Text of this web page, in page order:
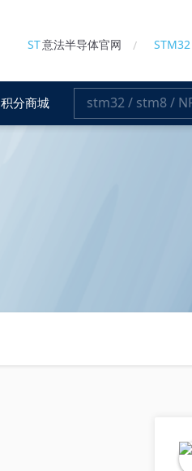
ST意法半导体官网 STM32
积分商城